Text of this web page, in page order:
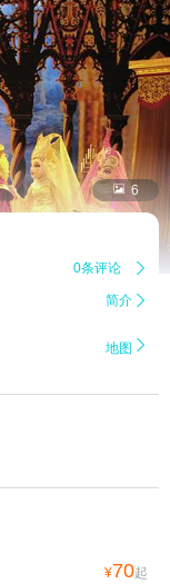
 6
0条评论 
简介 
地图 
¥70起